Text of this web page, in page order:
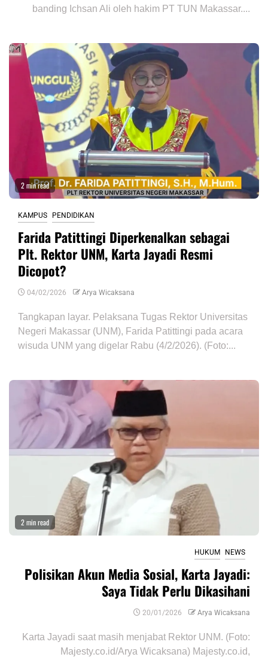
banding Ichsan Ali oleh hakim PT TUN Makassar....
2 min read
KAMPUS PENDIDIKAN
Farida Patittingi Diperkenalkan sebagai
Plt. Rektor UNM, Karta Jayadi Resmi
Dicopot?
04/02/2026 Arya Wicaksana
Tangkapan layar. Pelaksana Tugas Rektor Universitas
Negeri Makassar (UNM), Farida Patittingi pada acara
wisuda UNM yang digelar Rabu (4/2/2026). (Foto:...
2 min read
HUKUM NEWS
Polisikan Akun Media Sosial, Karta Jayadi:
Saya Tidak Perlu Dikasihani
20/01/2026 Arya Wicaksana
Karta Jayadi saat masih menjabat Rektor UNM. (Foto:
Majesty.co.id/Arya Wicaksana) Majesty.co.id,